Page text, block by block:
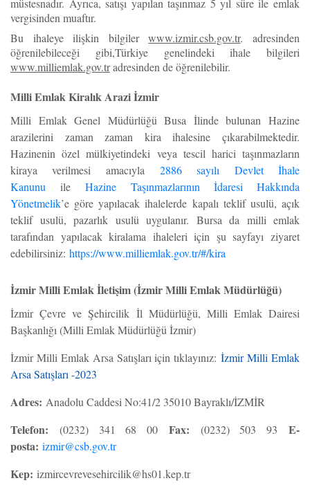
müstesnadır. Ayrıca, satışı yapılan taşınmaz 5 yıl süre ile emlak
vergisinden muaftır.
Bu ihaleye ilişkin bilgilerwww.izmir.csb.gov.tr. adresinden
öğrenilebileceği gibi,Türkiye genelindeki ihale bilgileri
www.milliemlak.gov.tradresinden de öğrenilebilir.
Milli Emlak Kiralık Arazi İzmir
Milli Emlak Genel Müdürlüğü Busa İlinde bulunan Hazine
arazilerini zaman zaman kira ihalesine çıkarabilmektedir.
Hazinenin özel mülkiyetindeki veya tescil harici taşınmazların
kiraya verilmesi amacıyla 2886 sayılı Devlet İhale
Kanunu ileHazine Taşınmazlarının İdaresi Hakkında
Yönetmelik’e göre yapılacak ihalelerde kapalı teklif usulü, açık
teklif usulü, pazarlık usulü uygulanır. Bursa da milli emlak
tarafından yapılacak kiralama ihaleleri için şu sayfayı ziyaret
edebilirsiniz: https://www.milliemlak.gov.tr/#/kira
İzmir Milli Emlak İletişim (İzmir Milli Emlak Müdürlüğü)
İzmir Çevre ve Şehircilik İl Müdürlüğü, Milli Emlak Dairesi
Başkanlığı (Milli Emlak Müdürlüğü İzmir)
İzmir Milli Emlak Arsa Satışları için tıklayınız:İzmir Milli Emlak
Arsa Satışları -2023
Adres: Anadolu Caddesi No:41/2 35010 Bayraklı/İZMİR
Telefon: (0232) 341 68 00 Fax: (0232) 503 93E-
posta: izmir@csb.gov.tr
Kep: izmircevrevesehircilik@hs01.kep.tr